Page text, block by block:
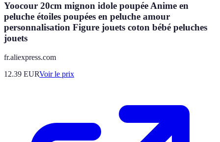
Yoocour 20cm mignon idole poupée Anime en
peluche étoiles poupées en peluche amour
personnalisation Figure jouets coton bébé peluches
jouets
fr.aliexpress.com
12.39 EURVoir le prix